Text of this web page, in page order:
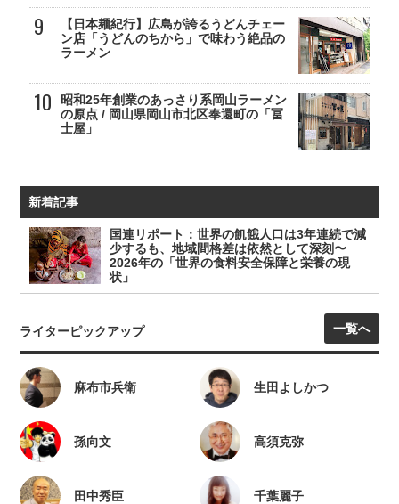
【日本麺紀行】広島が誇るうどんチェー
ン店「うどんのちから」で味わう絶品の
ラーメン
昭和25年創業のあっさり系岡山ラーメン
の原点 / 岡山県岡山市北区奉還町の「冨
士屋」
新着記事
国連リポート：世界の飢餓人口は3年連続で減
少するも、地域間格差は依然として深刻〜
2026年の「世界の食料安全保障と栄養の現
状」
ライターピックアップ 一覧へ
麻布市兵衛 生田よしかつ
孫向文 高須克弥
田中秀臣 千葉麗子